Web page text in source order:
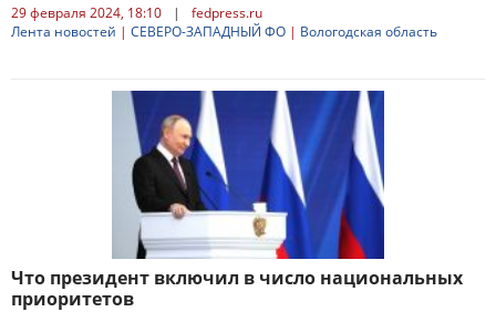
29 февраля 2024, 18:10 |
fedpress.ru
Лента новостей | СЕВЕРО-ЗАПАДНЫЙ ФО | Вологодская область
Что президент включил в число национальных
приоритетов